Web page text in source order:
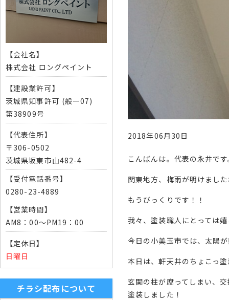
2018年06月30日
こんばんは。代表の永井で
関東地方、梅雨が明けまし
もうびっくりです！！
我々、塗装職人にとっては
今日の小美玉市では、太陽
本日は、軒天井のちょこっ
玄関の柱が腐ってしまい、
塗装しました！
【会社名】
株式会社 ロングペイント
【建設業許可】
茨城県知事許可 (般ー07)
第38909号
【代表住所】
〒306-0502
茨城県坂東市山482-4
【受付電話番号】
0280-23-4889
【営業時間】
AM8：00～PM19：00
【定休日】
日曜日
チラシ配布について